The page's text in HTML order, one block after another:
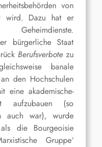
von
wird. Dazu hat er
bürgerliche Staat
Berufsverbote zu
banale
den Hochschulen
eine akademische-
aufzubauen (so
auch war), wurde
die Bourgeoisie
Gruppe‘